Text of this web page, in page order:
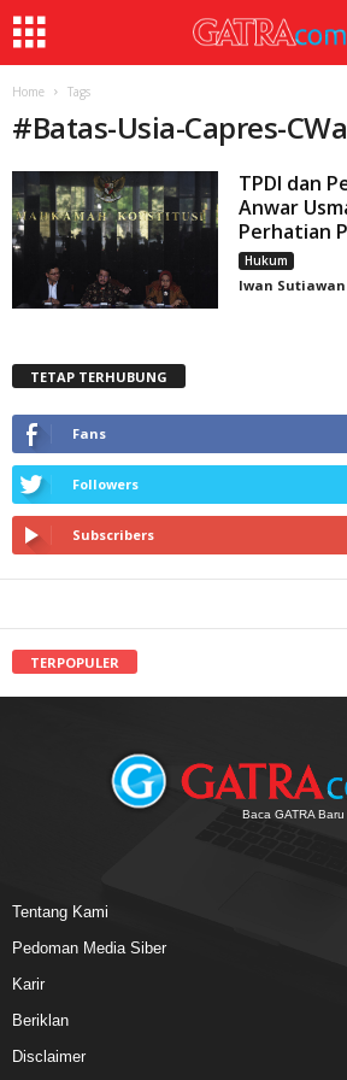
Home Tags
#Batas-Usia-Capres-
TPDI dan
Anwar
Perhatian
Hukum
Iwan Sutiawan
TETAP TERHUBUNG
Fans
Followers
Subscribers
TERPOPULER
Baca GATRA Baru
Tentang Kami
Pedoman Media Siber
Karir
Beriklan
Disclaimer